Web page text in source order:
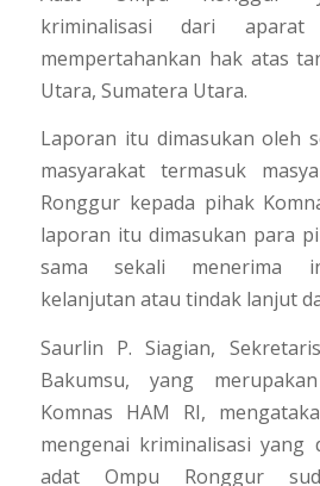
kriminalisasi dari
mempertahankan hak atas
Utara, Sumatera Utara.
Laporan itu dimasukan oleh
masyarakat termasuk
Ronggur kepada pihak
laporan itu dimasukan para
sama sekali menerima
kelanjutan atau tindak lanjut
Saurlin P. Siagian,
Bakumsu, yang
Komnas HAM RI,
mengenai kriminalisasi yang
adat Ompu Ronggur